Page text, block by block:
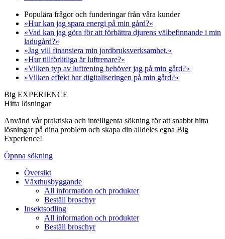
Populära frågor och funderingar från våra kunder
»Hur kan jag spara energi på min gård?«
»Vad kan jag göra för att förbättra djurens välbefinnande i min
ladugård?«
»Jag vill finansiera min jordbruksverksamhet.«
»Hur tillförlitliga är luftrenare?«
»Vilken typ av luftrening behöver jag på min gård?«
»Vilken effekt har digitaliseringen på min gård?«
Big EXPERIENCE
Hitta lösningar
Använd vår praktiska och intelligenta sökning för att snabbt hitta
lösningar på dina problem och skapa din alldeles egna Big
Experience!
Öpnna sökning
Översikt
Växthusbyggande
All information och produkter
Beställ broschyr
Insektsodling
All information och produkter
Beställ broschyr